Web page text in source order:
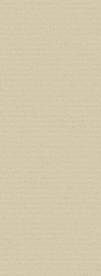
cms/
confidit/
confidit/
confidit/